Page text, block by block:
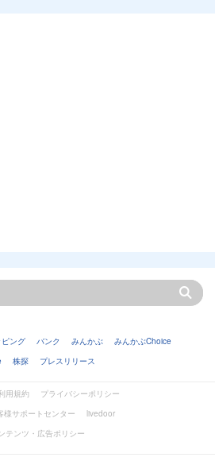
ング バンク みんかぶ
みんかぶChoice
株探 プレスリリース
用規約
プライバシーポリシー
様サポートセンター
livedoor
テンツ・広告ポリシー